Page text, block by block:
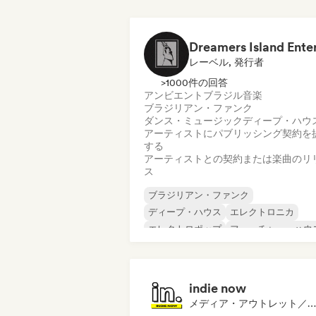
レーベル, 発行者
>1000件の回答
アンビエント ブラジル音楽
ブラジリアン・ファンク
ダンス・ミュージックディープ・ハウ
アーティストにパブリッシング契約を
する
アーティストとの契約または楽曲のリ
ス
ブラジリアン・ファンク
ディープ・ハウス
エレクトロニカ
エレクトロポップ
フューチャー・ハウ
indie now
メディア・アウトレット／ジャーナリスト